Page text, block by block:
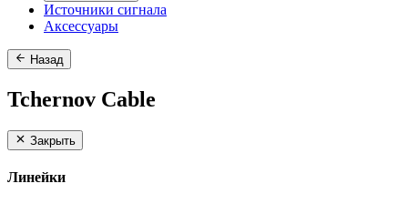
Источники сигнала
Аксессуары
Назад
Tchernov Cable
Закрыть
Линейки